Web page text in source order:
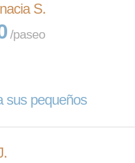
S.
/paseo
sus pequeños